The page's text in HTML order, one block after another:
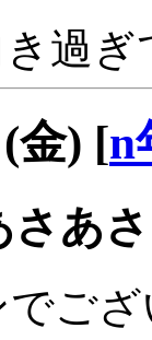
過ぎ
金) [n
さあ
ご